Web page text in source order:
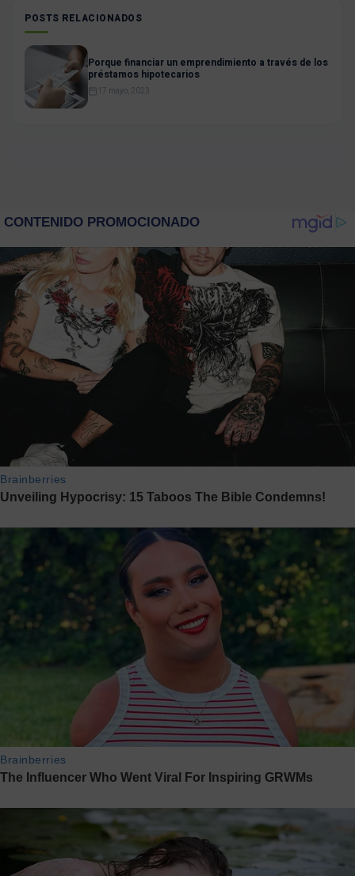
POSTS RELACIONADOS
Porque financiar un emprendimiento a través de los
préstamos hipotecarios
17 mayo, 2023